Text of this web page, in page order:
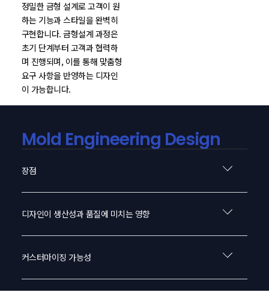
정밀한 금형 설계로 고객이 원
하는 기능과 스타일을 완벽히
구현합니다. 금형설계 과정은
초기 단계부터 고객과 협력하
며 진행되며, 이를 통해 맞춤형
요구 사항을 반영하는 디자인
이 가능합니다.
Mold Engineering Design
장점
디자인이 생산성과 품질에 미치는 영향
커스터마이징 가능성